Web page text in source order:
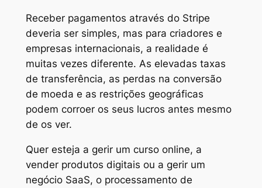
Receber pagamentos através do Stripe
deveria ser simples, mas para criadores e
empresas internacionais, a realidade é
muitas vezes diferente. As elevadas taxas
de transferência, as perdas na conversão
de moeda e as restrições geográficas
podem corroer os seus lucros antes mesmo
de os ver.
Quer esteja a gerir um curso online, a
vender produtos digitais ou a gerir um
negócio SaaS, o processamento de